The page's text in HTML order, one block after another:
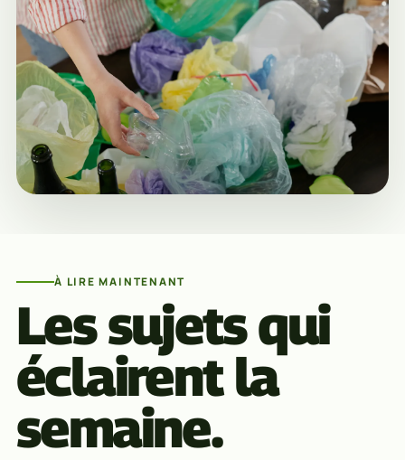
À LIRE MAINTENANT
Les sujets qui
éclairent la
semaine.